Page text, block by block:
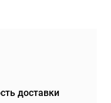
доставки